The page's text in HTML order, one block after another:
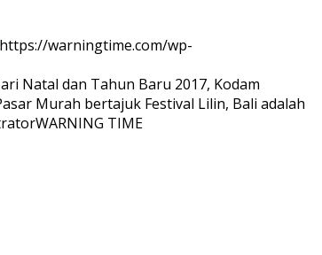
https://warningtime.com/wp-
Natal dan Tahun Baru 2017, Kodam
Murah bertajuk Festival Lilin, Bali adalah
WARNING TIME